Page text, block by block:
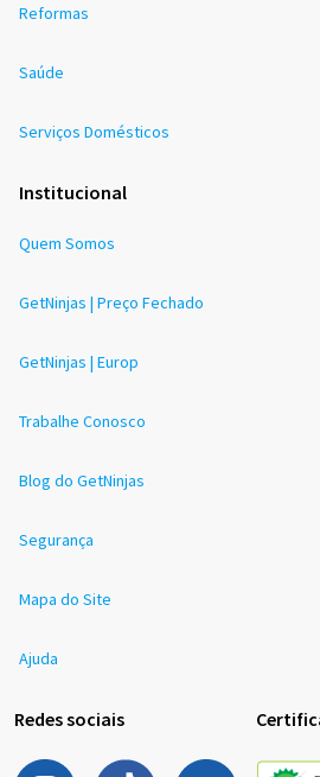
Reformas
Saúde
Serviços Domésticos
Institucional
Quem Somos
GetNinjas | Preço Fechado
GetNinjas | Europ
Trabalhe Conosco
Blog do GetNinjas
Segurança
Mapa do Site
Ajuda
Redes sociais